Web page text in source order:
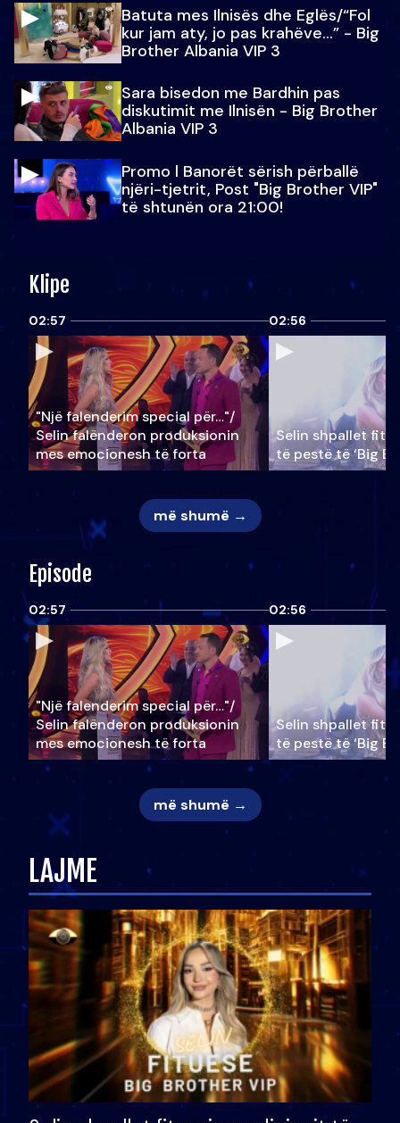
Batuta mes Ilnisës dhe Eglës/“Fol
kur jam aty, jo pas krahëve…” - Big
Brother Albania VIP 3
Sara bisedon me Bardhin pas
diskutimit me Ilnisën - Big Brother
Albania VIP 3
Promo l Banorët sërish përballë
njëri-tjetrit, Post "Big Brother VIP"
të shtunën ora 21:00!
Klipe
02:57
"Një falenderim special për…"/
Selin falënderon produksionin
mes emocionesh të forta
02:56
Selin shpallet
të pestë të ‘Big
më shumë →
Episode
02:57
"Një falenderim special për…"/
Selin falënderon produksionin
mes emocionesh të forta
02:56
Selin shpallet
të pestë të ‘Big
më shumë →
LAJME